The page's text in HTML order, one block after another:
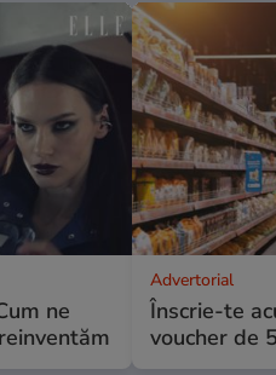
ne
Advertorial
Înscrie-te
voucher de